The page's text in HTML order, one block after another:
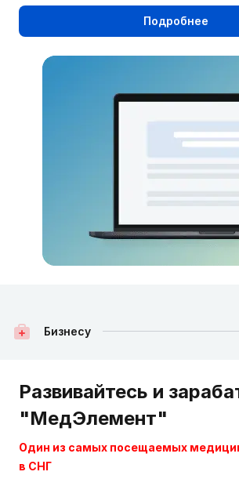
Подробнее
Бизнесу
Развивайтесь и
"МедЭлемент"
Один из самых посещаемых
в СНГ